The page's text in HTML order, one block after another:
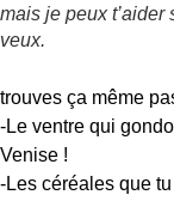
mais je peux t’aider
veux.
trouves ça même
-Le ventre qui
Venise !
-Les céréales que